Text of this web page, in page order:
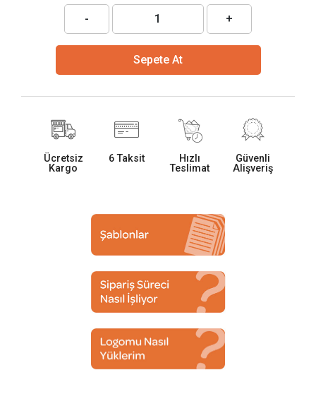
- +
Sepete At
Ücretsiz
Kargo
6 Taksit
Hızlı
Teslimat
Güvenli
Alişveriş